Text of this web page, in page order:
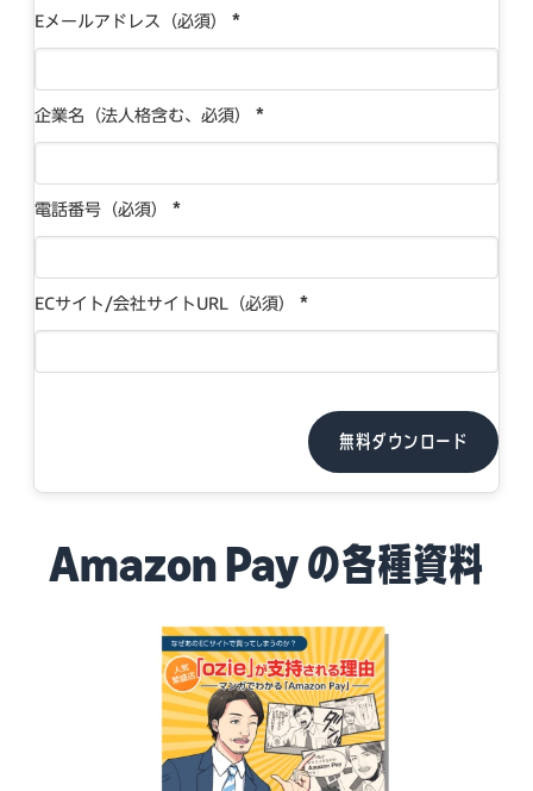
Eメールアドレス（必須） *
企業名（法人格含む、必須） *
電話番号（必須） *
ECサイト/会社サイトURL（必須） *
無料ダウンロード
Amazon Pay の各種資料